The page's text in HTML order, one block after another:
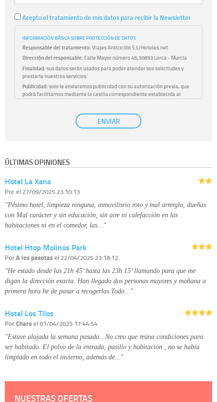
Acepto el tratamiento de mis datos para recibir la Newsletter
INFORMACIÓN BÁSICA SOBRE PROTECCIÓN DE DATOS
Responsable del tratamiento:Viajes Anticiclón S.L/Hoteles.net
Dirección del responsable:Calle Mayor número 46,30893 Lorca - Murcia
Finalidad:sus datos serán usados para poder atender sus solicitudes y
prestarle nuestros servicios.
Publicidad:solo le enviaremos publicidad con su autorización previa, que
podrá facilitarnos mediante la casilla correspondiente establecida al
únicamente trataremos sus datos con su consentimiento
previo, que podrá facilitarnos mediante la casilla correspondiente
Derechos:tiene derecho a saber qué información tenemos sobre usted,
disponible en nuestra página web.
Información complementaria:
ENVIAR
ÚLTIMAS OPINIONES
Hotel La Xana
Porel 27/09/2025 23:10:13
"Pésimo hotel, limpieza ninguna, inmovilisrio roto y mal arrerglo, dueñas
con Mal carácter y sin educación, sin aire ni calefacción en las
habitaciones ni en el comedor, las…"
Hotel Htop Molinos Park
PorA los pasotasel 22/04/2025 23:18:12
"He estado desde las 21h 45’ hasta las 23h 15’ llamando para que me
digan la dirección exacta. Han llegado dos personas mayores y mañana a
primera hora he de pasar a recogerlas.Todo…"
Hotel Los Tilos
PorCharoel 01/04/2025 17:44:54
"Estuve alojada la semana pasada...No creo que reúna condiciones para
ser habitado. El polvo de la entrada, pasillo y habitación , no se había
limpiado en todo el invierno, además de…"
NUESTRAS OFERTAS